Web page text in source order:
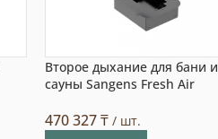
Второе дыхание для бани и
сауны Sangens Fresh Air
470 327₸ / шт.